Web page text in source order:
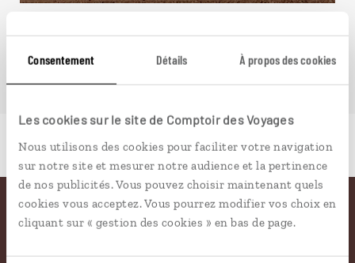
Consentement Détails À propos des cookies
Les cookies sur le site de Comptoir des Voyages
Nous utilisons des cookies pour faciliter votre navigation
sur notre site et mesurer notre audience et la pertinence
de nos publicités. Vous pouvez choisir maintenant quels
cookies vous acceptez. Vous pourrez modifier vos choix en
cliquant sur « gestion des cookies » en bas de page.
Pourquoi voyager avec